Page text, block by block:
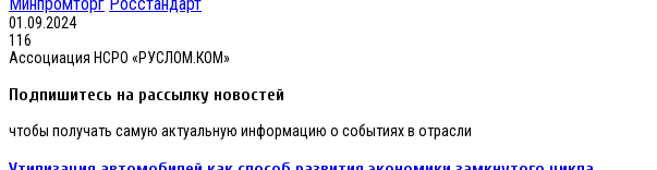
01.09.2024
116
Ассоциация НСРО «РУСЛОМ.КОМ»
Подпишитесь на рассылку новостей
чтобы получать самую актуальную информацию о событиях в отрасли
Утилизация